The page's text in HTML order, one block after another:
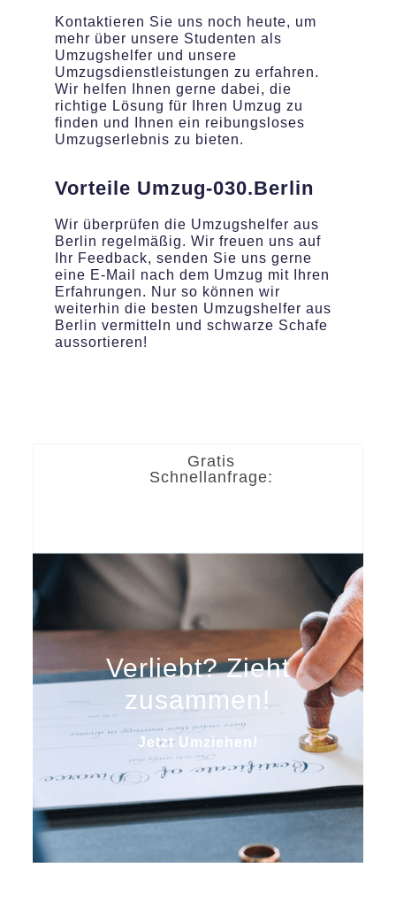
Kontaktieren Sie uns noch heute, um
mehr über unsere Studenten als
Umzugshelfer und unsere
Umzugsdienstleistungen zu erfahren.
Wir helfen Ihnen gerne dabei, die
richtige Lösung für Ihren Umzug zu
finden und Ihnen ein reibungsloses
Umzugserlebnis zu bieten.
Vorteile Umzug-030.Berlin
Wir überprüfen die Umzugshelfer aus
Berlin regelmäßig. Wir freuen uns auf
Ihr Feedback, senden Sie uns gerne
eine E-Mail nach dem Umzug mit Ihren
Erfahrungen. Nur so können wir
weiterhin die besten Umzugshelfer aus
Berlin vermitteln und schwarze Schafe
aussortieren!
Gratis
Schnellanfrage:
Verliebt? Zieht
zusammen!
Jetzt Umziehen!